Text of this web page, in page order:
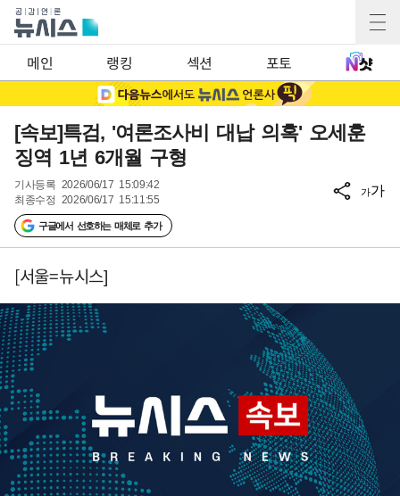
메인 랭킹 섹션 포토
[속보]특검, '여론조사비 대납 의혹' 오세훈
징역 1년 6개월 구형
기사등록 2026/06/17 15:09:42
최종수정 2026/06/17 15:11:55
구글에서 선호하는 매체로 추가
가가
[서울=뉴시스]